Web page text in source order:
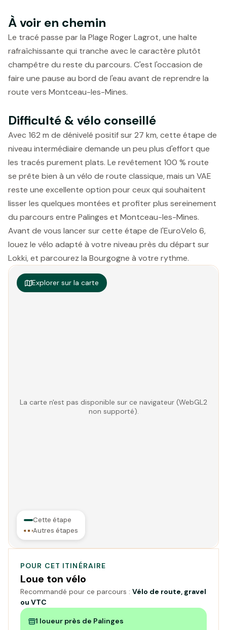
À voir en chemin
Le tracé passe par la Plage Roger Lagrot, une halte
rafraîchissante qui tranche avec le caractère plutôt
champêtre du reste du parcours. C'est l'occasion de
faire une pause au bord de l'eau avant de reprendre la
route vers Montceau-les-Mines.
Difficulté & vélo conseillé
Avec 162 m de dénivelé positif sur 27 km, cette étape de
niveau intermédiaire demande un peu plus d'effort que
les tracés purement plats. Le revêtement 100 % route
se prête bien à un vélo de route classique, mais un VAE
reste une excellente option pour ceux qui souhaitent
lisser les quelques montées et profiter plus sereinement
du parcours entre Palinges et Montceau-les-Mines.
Avant de vous lancer sur cette étape de l'EuroVelo 6,
louez le vélo adapté à votre niveau près du départ sur
Lokki, et parcourez la Bourgogne à votre rythme.
La carte n'est pas disponible sur ce navigateur (WebGL2
non supporté).
Explorer sur la carte
Cette étape
Autres étapes
POUR CET ITINÉRAIRE
Loue ton vélo
Recommandé pour ce parcours : Vélo de route, gravel
ou VTC
1 loueur près de Palinges